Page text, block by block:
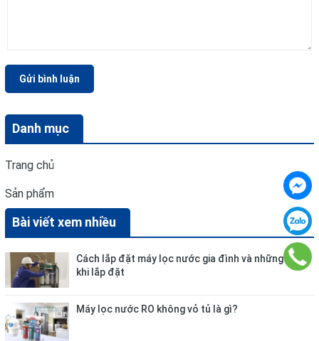
Danh mục
Trang chủ
Sản phẩm
Bài viết xem nhiều
Cách lắp đặt máy lọc nước gia đình và những lưu ý
khi lắp đặt
Máy lọc nước RO không vỏ tủ là gì?
Gửi bình luận